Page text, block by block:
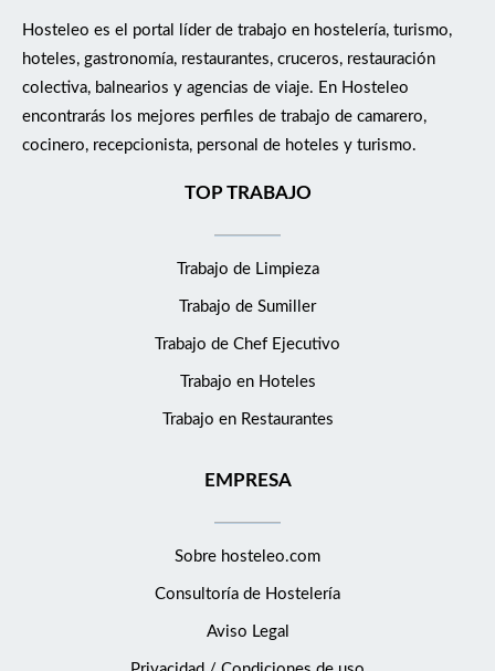
Hosteleo es el portal líder de trabajo en hostelería, turismo,
hoteles, gastronomía, restaurantes, cruceros, restauración
colectiva, balnearios y agencias de viaje. En Hosteleo
encontrarás los mejores perfiles de trabajo de camarero,
cocinero, recepcionista, personal de hoteles y turismo.
TOP TRABAJO
Trabajo de Limpieza
Trabajo de Sumiller
Trabajo de Chef Ejecutivo
Trabajo en Hoteles
Trabajo en Restaurantes
EMPRESA
Sobre hosteleo.com
Consultoría de Hostelería
Aviso Legal